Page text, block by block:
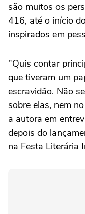
são muitos os
416, até o início
inspirados em
"Quis contar
que tiveram um
escravidão. Não
sobre elas, nem
a autora em
depois do
na Festa Literária